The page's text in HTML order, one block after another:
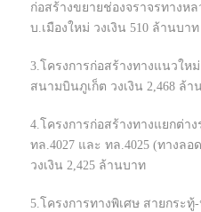
ก่อสร้างขยายช่องจราจรทางห
บ.เมืองใหม่ วงเงิน 510 ล้านบาท
3.โครงการก่อสร้างทางแนวให
สนามบินภูเก็ต วงเงิน
4.โครงการก่อสร้างทางแยกต่า
ทล.4027 และ ทล.4025 (ทางลอ
วงเงิน 2,425 ล้านบาท
5.โครงการทางพิเศษ สายกระ